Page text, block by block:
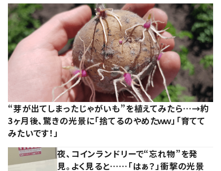
“芽が出てしまったじゃがいも”を植えてみたら…→約
3ヶ月後、驚きの光景に「捨てるのやめたｗｗ」「育てて
みたいです！」
夜、コインランドリーで“忘れ物”を発
見。よく見ると……「はぁ？」衝撃の光景